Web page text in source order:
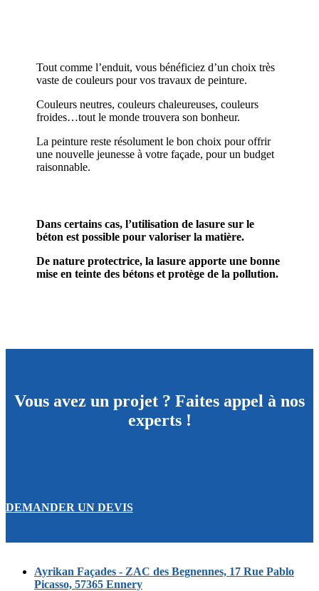
Tout comme l’enduit, vous bénéficiez d’un choix très
vaste de couleurs pour vos travaux de peinture.
Couleurs neutres, couleurs chaleureuses, couleurs
froides…tout le monde trouvera son bonheur.
La peinture reste résolument le bon choix pour offrir
une nouvelle jeunesse à votre façade, pour un budget
raisonnable.
Dans certains cas, l’utilisation de lasure sur le
béton est possible pour valoriser la matière.
De nature protectrice, la lasure apporte une bonne
mise en teinte des bétons et protège de la pollution.
Vous avez un projet ? Faites appel à nos
experts !
DEMANDER UN DEVIS
Ayrikan Façades - ZAC des Begnennes, 17 Rue Pablo
Picasso, 57365 Ennery